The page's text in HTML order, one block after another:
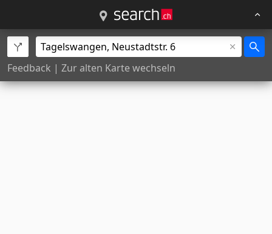
Feedback | Zur alten Karte wechseln